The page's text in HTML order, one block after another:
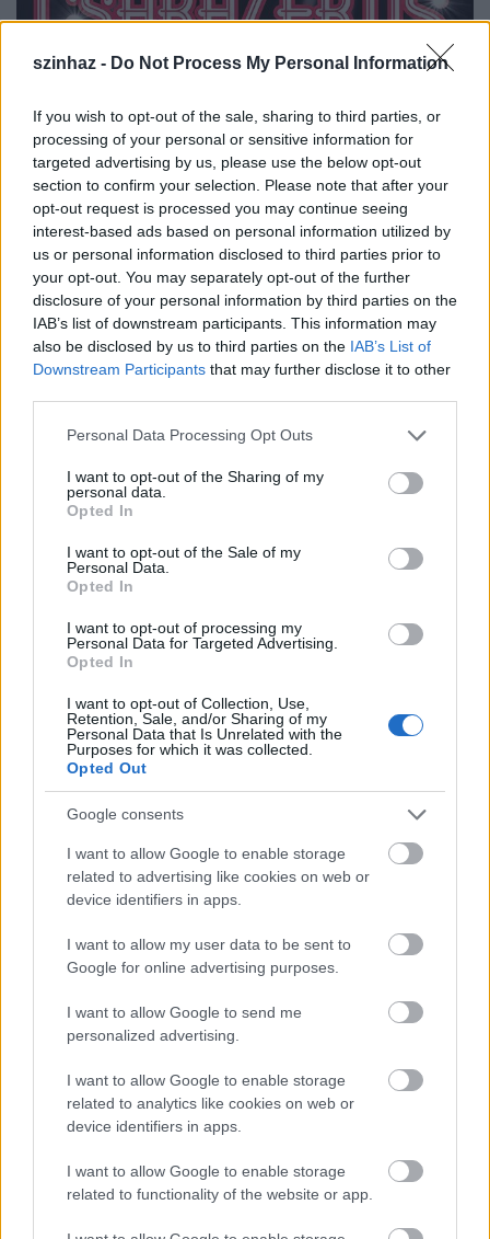
szinhaz - Do Not Process My Personal Information
If you wish to opt-out of the sale, sharing to third parties, or
processing of your personal or sensitive information for
targeted advertising by us, please use the below opt-out
section to confirm your selection. Please note that after your
opt-out request is processed you may continue seeing
interest-based ads based on personal information utilized by
us or personal information disclosed to third parties prior to
your opt-out. You may separately opt-out of the further
disclosure of your personal information by third parties on the
IAB’s list of downstream participants. This information may
also be disclosed by us to third parties on the IAB’s List of
Downstream Participants that may further disclose it to other
Please note that this website/app uses one or more Google
not limited to your visit or usage behaviour. You may click to
grant or deny consent to Google and its third-party tags to
use your data for below specified purposes in below Google
consent section.
Personal Data Processing Opt Outs
I want to opt-out of the Sharing of my
personal data.
Opted In
I want to opt-out of the Sale of my
Personal Data.
Opted In
I want to opt-out of processing my
Personal Data for Targeted Advertising.
Opted In
I want to opt-out of Collection, Use,
Retention, Sale, and/or Sharing of my
Personal Data that Is Unrelated with the
Purposes for which it was collected.
Opted Out
Google consents
I want to allow Google to enable storage
related to advertising like cookies on web or
device identifiers in apps.
I want to allow my user data to be sent to
Google for online advertising purposes.
I want to allow Google to send me
personalized advertising.
I want to allow Google to enable storage
related to analytics like cookies on web or
device identifiers in apps.
I want to allow Google to enable storage
related to functionality of the website or app.
A Turay Ida színház ajánlója:
2013. december 28, este fél tizenegy. Az Első Emelet
frontembere a zenekar nevében búcsúzik... Harminc
év. Ennyit kell lezárni. A szíve egyszerre dobog a
torkában, a mellkasában, az erekben még lüktet a
ritmus...
A színfalak mögött lassan lehűlnek a gondolatok, és
a sűrített emlékezés kifeszíti az Időkaput...
Odaát 1986-ot írnak, és a Havanna lakótelep első
emeleti lakásában néhány fiatal srác hifitornyot
tákol a szombat esti bulihoz. A háttérben Brinkmann
professzor férfias orgánuma zengeti a Videotont, a
konyhában szilvalekvár bugyog.
vörösbor kapkodva házasságot köt, a lemezjátszó
huszadjára pörgeti a Kisgenerációt, a plafonról
diszkógömb szórja fényét igazságosan az első, a
Mi csavarja ki mégis ezt a hamisítatlan, trabantos
magyar idillt, ezt a szépségesen megszokottnak
ígérkező szombatot a tengelyéből? Néhány váratlan